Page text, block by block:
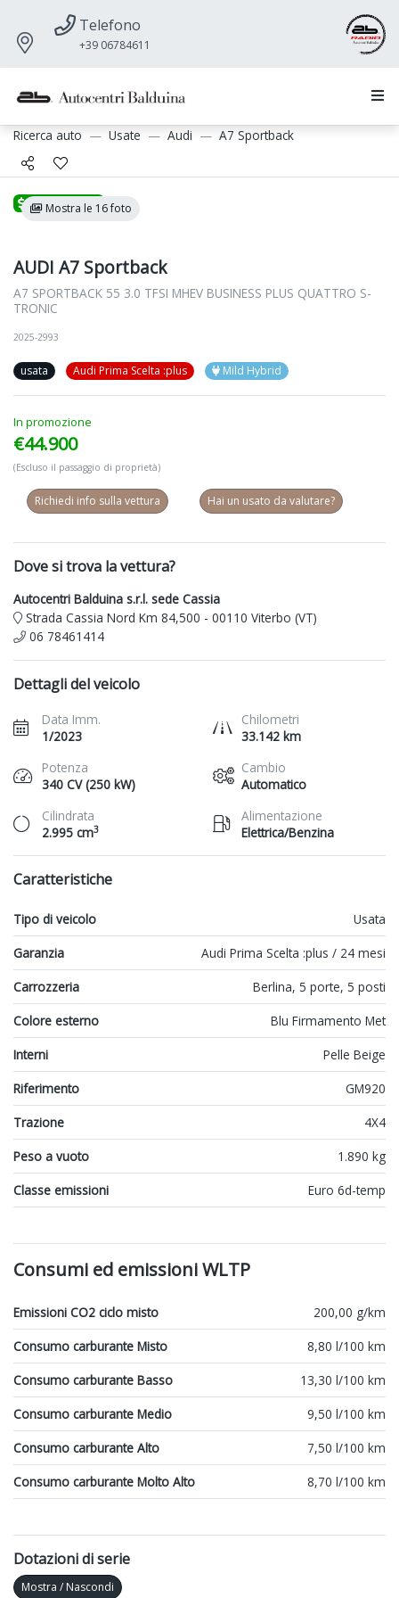
Telefono
+39 06784611
Ricerca auto Usate Audi A7 Sportback
Promozione
Mostra le 16 foto
AUDI A7 Sportback
A7 SPORTBACK 55 3.0 TFSI MHEV BUSINESS PLUS QUATTRO S-
TRONIC
2025-2993
usata Audi Prima Scelta :plus Mild Hybrid
In promozione
€44.900
(Escluso il passaggio di proprietà)
Richiedi info sulla vettura Hai un usato da valutare?
Dove si trova la vettura?
Autocentri Balduina s.r.l. sede Cassia
Strada Cassia Nord Km 84,500 - 00110 Viterbo (VT)
06 78461414
Dettagli del veicolo
Data Imm.
1/2023
Chilometri
33.142 km
Potenza
340 CV (250 kW)
Cambio
Automatico
Cilindrata
2.995 cm3
Alimentazione
Elettrica/Benzina
Caratteristiche
Tipo di veicolo
Usata
Garanzia
Audi Prima Scelta :plus / 24 mesi
Carrozzeria
Berlina, 5 porte, 5 posti
Colore esterno
Blu Firmamento Met
Interni
Pelle Beige
Riferimento
GM920
Trazione
4X4
Peso a vuoto
1.890 kg
Classe emissioni
Euro 6d-temp
Consumi ed emissioni WLTP
Emissioni CO2 ciclo misto
200,00 g/km
Consumo carburante Misto
8,80 l/100 km
Consumo carburante Basso
13,30 l/100 km
Consumo carburante Medio
9,50 l/100 km
Consumo carburante Alto
7,50 l/100 km
Consumo carburante Molto Alto
8,70 l/100 km
Dotazioni di serie
Mostra / Nascondi